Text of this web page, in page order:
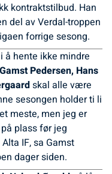
kontraktstilbud. Han
del av Verdal-troppen
forrige sesong.
hente ikke mindre
Pedersen, Hans
skal alle være
sesongen holder ti li
meste, men jeg er
plass før jeg
IF, sa Gamst
dager siden.